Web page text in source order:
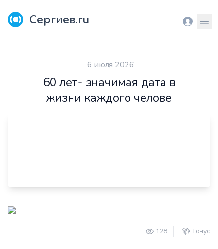
Сергиев.ru Вход
6 июля 2026
60 лет- значимая дата в
жизни каждого челове
128 Тонус